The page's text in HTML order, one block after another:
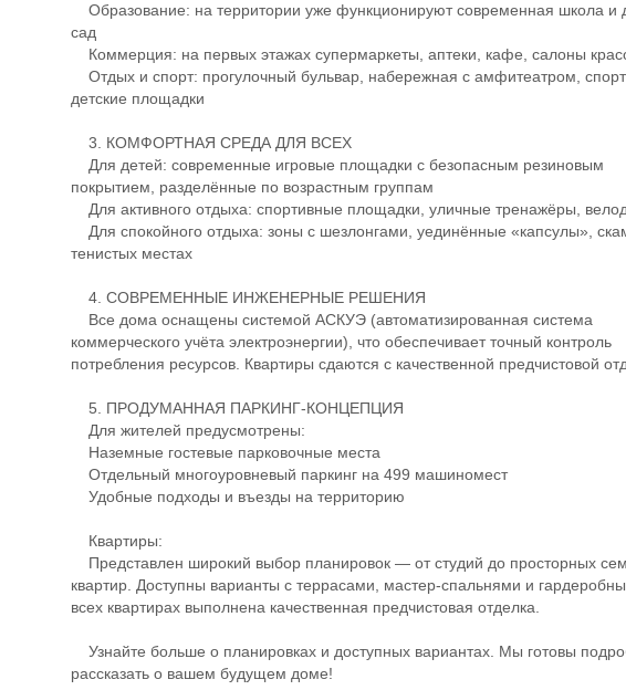
Образование: на территории уже функционируют современная школа и
сад
Коммерция: на первых этажах супермаркеты, аптеки, кафе, салоны
Отдых и спорт: прогулочный бульвар, набережная с амфитеатром,
детские площадки
3. КОМФОРТНАЯ СРЕДА ДЛЯ ВСЕХ
Для детей: современные игровые площадки с безопасным резиновым
покрытием, разделённые по возрастным группам
Для активного отдыха: спортивные площадки, уличные тренажёры,
Для спокойного отдыха: зоны с шезлонгами, уединённые «капсулы»,
тенистых местах
4. СОВРЕМЕННЫЕ ИНЖЕНЕРНЫЕ РЕШЕНИЯ
Все дома оснащены системой АСКУЭ (автоматизированная система
коммерческого учёта электроэнергии), что обеспечивает точный контроль
потребления ресурсов. Квартиры сдаются с качественной предчистовой
5. ПРОДУМАННАЯ ПАРКИНГ-КОНЦЕПЦИЯ
Для жителей предусмотрены:
Наземные гостевые парковочные места
Отдельный многоуровневый паркинг на 499 машиномест
Удобные подходы и въезды на территорию
Квартиры:
Представлен широкий выбор планировок — от студий до просторных
квартир. Доступны варианты с террасами, мастер-спальнями и
всех квартирах выполнена качественная предчистовая отделка.
Узнайте больше о планировках и доступных вариантах. Мы готовы
рассказать о вашем будущем доме!